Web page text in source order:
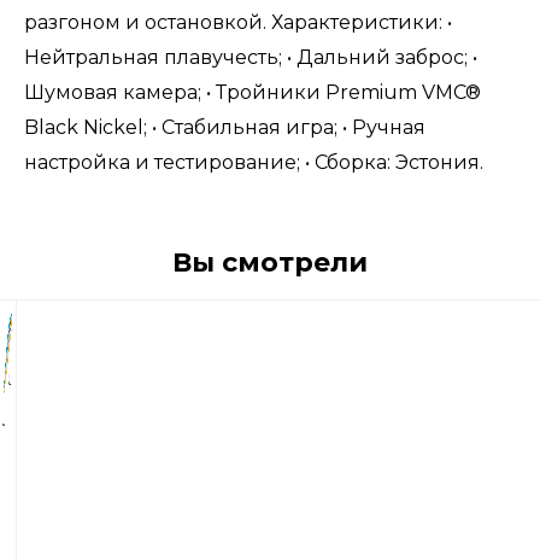
разгоном и остановкой. Характеристики: •
Нейтральная плавучесть; • Дальний заброс; •
Шумовая камера; • Тройники Premium VMC®
Black Nickel; • Стабильная игра; • Ручная
настройка и тестирование; • Сборка: Эстония.
Вы смотрели